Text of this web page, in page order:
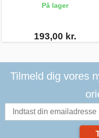
På lager
193,00 kr.
Tilmeld dig vores